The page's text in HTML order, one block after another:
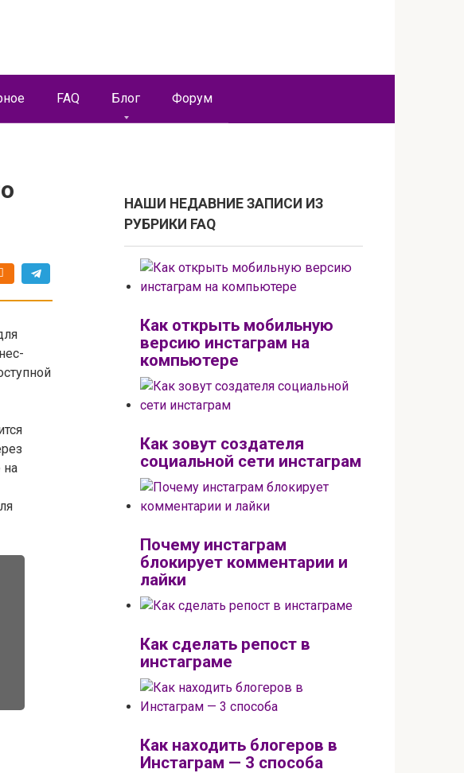
FAQ Блог Форум
на
НАШИ НЕДАВНИЕ ЗАПИСИ ИЗ
РУБРИКИ FAQ
Как открыть мобильную
версию инстаграм на
компьютере
Как зовут создателя
социальной сети инстаграм
Почему инстаграм
блокирует комментарии и
лайки
Как сделать репост в
инстаграме
Как находить блогеров в
Инстаграм — 3 способа